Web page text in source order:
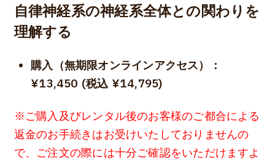
自律神経系の神経系全体との関わりを
理解する
購入（無期限オンラインアクセス）：
¥13,450 (税込 ¥14,795)
※ご購入及びレンタル後のお客様のご都合による
返金のお手続きはお受けいたしておりませんの
で、ご注文の際には十分ご確認をいただけますよ